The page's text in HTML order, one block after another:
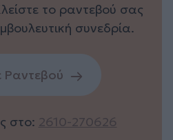
το ραντεβού σας
συνεδρία.
Ραντεβού
στο: 2610-270626